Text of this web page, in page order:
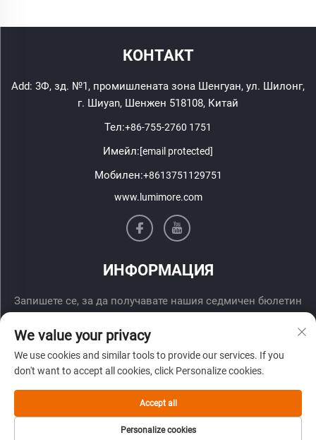
КОНТАКТ
Add: 3Ф, зд. №1, промишлената зона Шенгуан, ул. Шилонг,
г. Шиyan, Шенжен 518108, Китай
Тел:+86-755-2760 1751
Имейл:[email protected]
Мобилен:+8613751129751
www.lumimore.com
ИНФОРМАЦИЯ
Запишете се, за да получавате нашия седмичен бюлетин
Изпрати
We value your privacy
We use cookies and similar tools to provide our services. If you
don't want to accept all cookies, click Personalize cookies.
Personalize cookies
Accept all